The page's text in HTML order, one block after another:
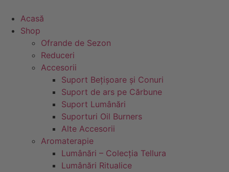
conținut
Acasă
Shop
Ofrande de Sezon
Reduceri
Accesorii
Suport Bețișoare și Conuri
Suport de ars pe Cărbune
Suport Lumânări
Suporturi Oil Burners
Alte Accesorii
Aromaterapie
Lumânări – Colecția Tellura
Lumânări Ritualice